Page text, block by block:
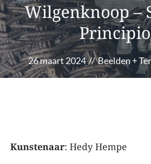
Wilgenknoop –
Principio
26 maart 2024 // Beelden+
Kunstenaar: Hedy Hempe